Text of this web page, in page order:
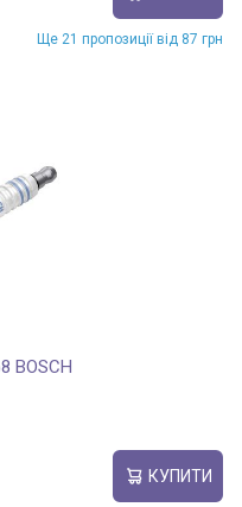
Ще 21 пропозиції від 87 грн
BOSCH
КУПИТИ